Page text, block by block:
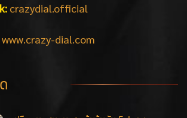
crazydial.official
www.crazy-dial.com